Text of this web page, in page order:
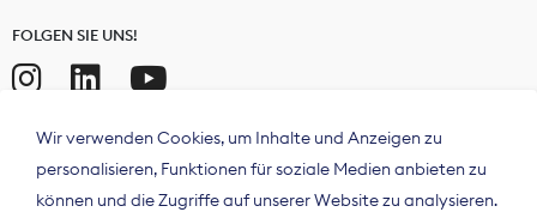
FOLGEN SIE UNS!
Wir verwenden Cookies, um Inhalte und Anzeigen zu
personalisieren, Funktionen für soziale Medien anbieten zu
können und die Zugriffe auf unserer Website zu analysieren.